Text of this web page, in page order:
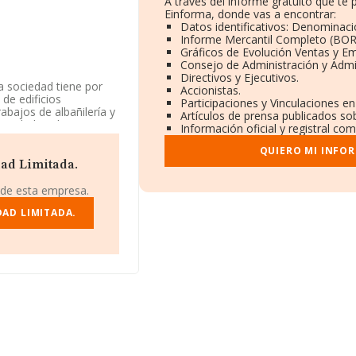
sociedad tiene por
edificios
de albañilería y
el. La
Tiene CNAE:
en
la media de sector.
B42854232, está
Limitada.
esta empresa.
LIMITADA.
Einforma, donde vas a encontrar:
Datos identificativos:
Informe Mercantil Completo
Gráficos de Evolución Ventas y
Consejo de Administración y
Directivos y Ejecutivos.
Accionistas.
Participaciones y Vinculaciones
Artículos de prensa publicados
Información oficial y registral
QUIERO MI